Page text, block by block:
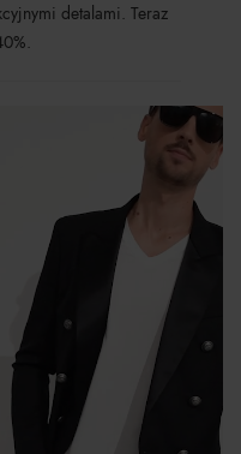
detalami. Teraz